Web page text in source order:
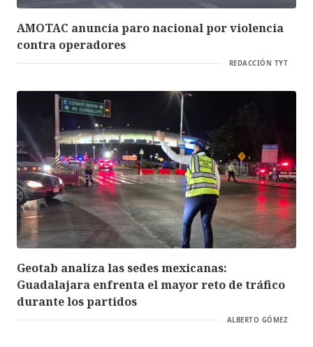
AMOTAC anuncia paro nacional por violencia
contra operadores
REDACCIÓN TYT
Geotab analiza las sedes mexicanas:
Guadalajara enfrenta el mayor reto de tráfico
durante los partidos
ALBERTO GÓMEZ